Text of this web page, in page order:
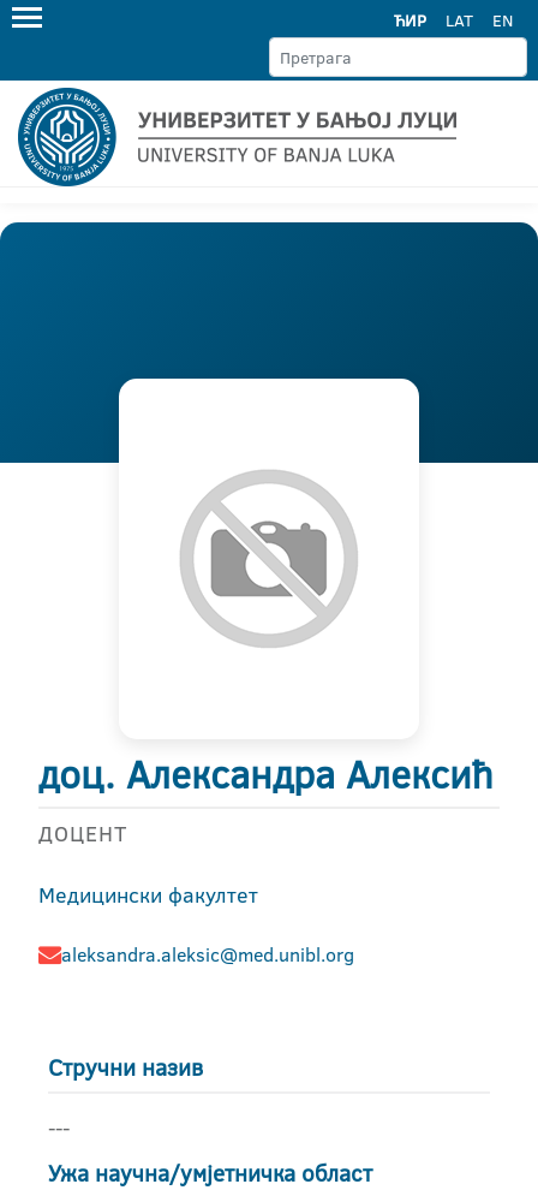
ЋИР LAT EN
доц. Александра Алексић
ДОЦЕНТ
Медицински факултет
aleksandra.aleksic@med.unibl.org
Стручни назив
---
Ужа научна/умјетничка област